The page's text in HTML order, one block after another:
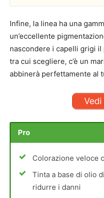
Infine, la linea ha una
un’eccellente
nascondere i capelli grigi
tra cui scegliere, c’è un
abbinerà perfettamente al
Pro
Colorazione veloce
Tinta a base di olio
ridurre i danni